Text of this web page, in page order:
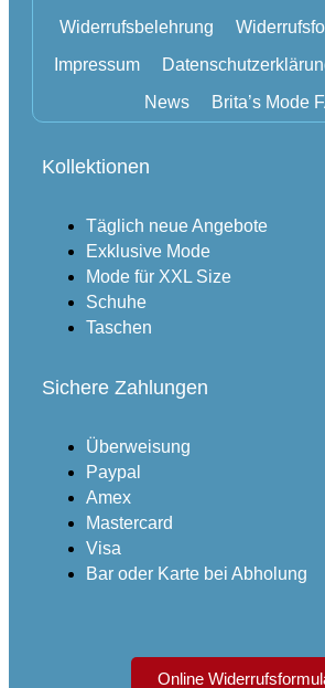
Widerrufsbelehrung
Impressum
News
Brita’s Mode
Kollektionen
Täglich neue Angebote
Exklusive Mode
Mode für XXL Size
Schuhe
Taschen
Sichere Zahlungen
Überweisung
Paypal
Amex
Mastercard
Visa
Bar oder Karte bei Abholung
Online